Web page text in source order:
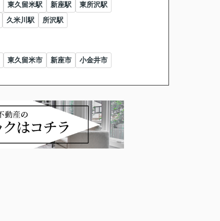
東久留米駅 新座駅 東所沢駅
久米川駅 所沢駅
東久留米市 新座市 小金井市